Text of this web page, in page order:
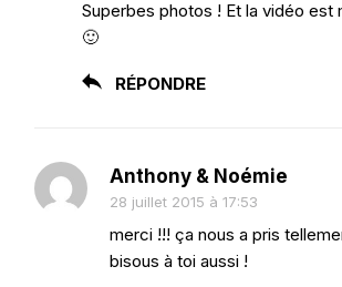
Superbes photos ! Et la vidéo est
🙂
RÉPONDRE
Anthony & Noémie
28 juillet 2015 à 17:53
merci !!! ça nous a pris
bisous à toi aussi !